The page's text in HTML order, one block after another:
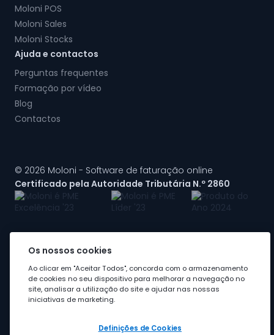
Moloni POS
Moloni Sales
Moloni Stocks
Ajuda e contactos
Perguntas frequentes
Formação por vídeo
Blog
Contactos
© 2026 Moloni - Software de faturação online
Certificado pela Autoridade Tributária N.º 2860
A Moloni faz parte dogrupo Visma
Os nossos cookies
Ao clicar em "Aceitar Todos", concorda com o armazenamento
de cookies no seu dispositivo para melhorar a navegação no
site, analisar a utilização do site e ajudar nas nossas
iniciativas de marketing.
Definições de Cookies